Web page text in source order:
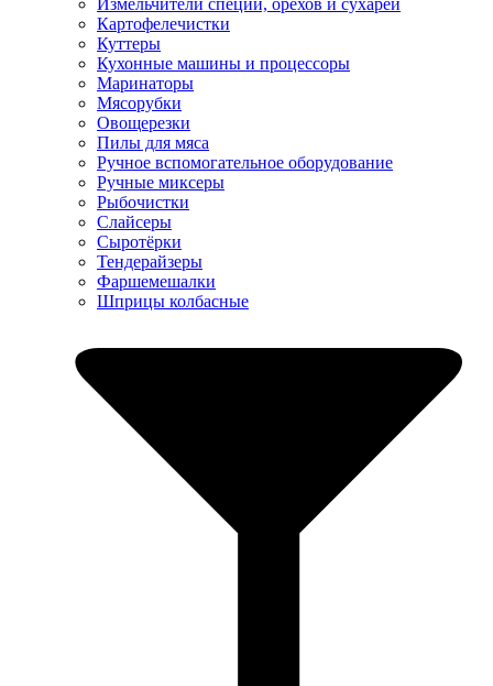
Измельчители специй, орехов и сухарей
Картофелечистки
Куттеры
Кухонные машины и процессоры
Маринаторы
Мясорубки
Овощерезки
Пилы для мяса
Ручное вспомогательное оборудование
Ручные миксеры
Рыбочистки
Слайсеры
Сыротёрки
Тендерайзеры
Фаршемешалки
Шприцы колбасные